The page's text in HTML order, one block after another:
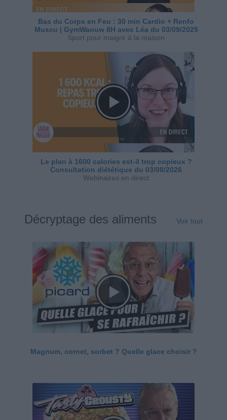
Bas du Corps en Feu : 30 min Cardio + Renfo
Muscu | GymWaouw 8H avec Léa du 03/09/2025
Sport pour maigrir à la maison
Le plan à 1600 calories est-il trop copieux ?
Consultation diététique du 03/08/2026
Webinaires en direct
Décryptage des aliments Voir tout
Magnum, cornet, sorbet ? Quelle glace choisir ?